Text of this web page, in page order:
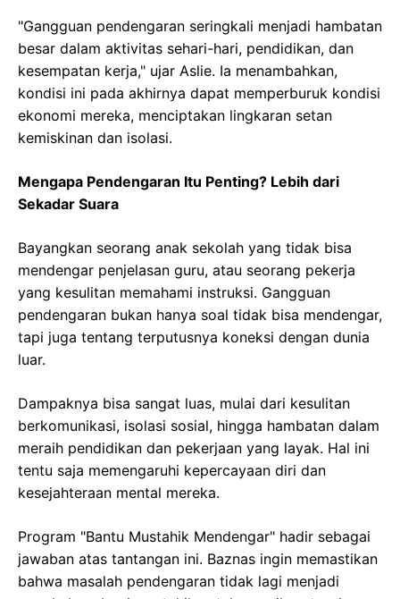
"Gangguan pendengaran seringkali menjadi hambatan
besar dalam aktivitas sehari-hari, pendidikan, dan
kesempatan kerja," ujar Aslie. Ia menambahkan,
kondisi ini pada akhirnya dapat memperburuk kondisi
ekonomi mereka, menciptakan lingkaran setan
kemiskinan dan isolasi.
Mengapa Pendengaran Itu Penting? Lebih dari
Sekadar Suara
Bayangkan seorang anak sekolah yang tidak bisa
mendengar penjelasan guru, atau seorang pekerja
yang kesulitan memahami instruksi. Gangguan
pendengaran bukan hanya soal tidak bisa mendengar,
tapi juga tentang terputusnya koneksi dengan dunia
luar.
Dampaknya bisa sangat luas, mulai dari kesulitan
berkomunikasi, isolasi sosial, hingga hambatan dalam
meraih pendidikan dan pekerjaan yang layak. Hal ini
tentu saja memengaruhi kepercayaan diri dan
kesejahteraan mental mereka.
Program "Bantu Mustahik Mendengar" hadir sebagai
jawaban atas tantangan ini. Baznas ingin memastikan
bahwa masalah pendengaran tidak lagi menjadi